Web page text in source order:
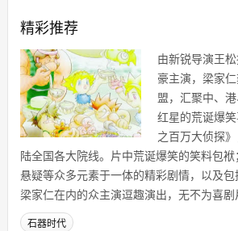
精彩推荐
由新锐导演王
豪主演，梁家
盟，汇聚中、
红星的荒诞爆
之百万大侦探
陆全国各大院线。片中荒诞爆笑的笑料包袱
悬疑等众多元素于一体的精彩剧情，以及
梁家仁在内的众主演逗趣演出，无不为喜剧
石器时代